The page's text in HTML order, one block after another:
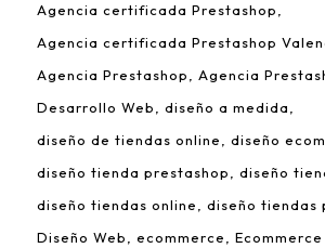
Agencia certificada Prestashop
Agencia certificada Prestashop
Agencia Prestashop
Agencia
Desarrollo Web
diseño a medida
diseño de tiendas online
diseño
diseño tienda prestashop
diseño
diseño tiendas online
diseño tiendas
Diseño Web
ecommerce